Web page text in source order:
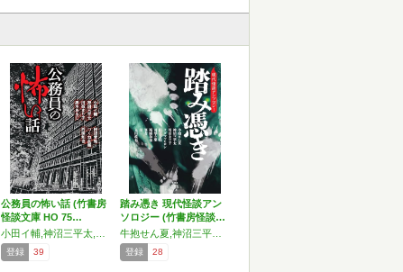
公務員の怖い話 (竹書房
怪談文庫 HO 75…
登録 39
踏み憑き 現代怪談アン
ソロジー (竹書房怪談…
登録 28